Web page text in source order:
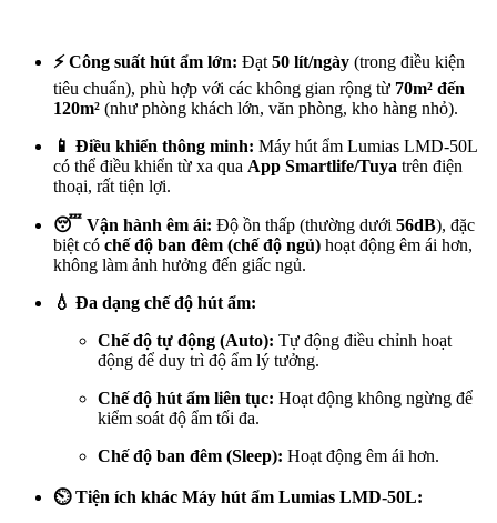
⚡️ Công suất hút ẩm lớn: Đạt 50 lít/ngày (trong điều kiện
tiêu chuẩn), phù hợp với các không gian rộng từ 70m² đến
120m² (như phòng khách lớn, văn phòng, kho hàng nhỏ).
📱 Điều khiển thông minh: Máy hút ẩm Lumias LMD-50L
có thể điều khiển từ xa qua App Smartlife/Tuya trên điện
thoại, rất tiện lợi.
😴 Vận hành êm ái: Độ ồn thấp (thường dưới 56dB), đặc
biệt có chế độ ban đêm (chế độ ngủ) hoạt động êm ái hơn,
không làm ảnh hưởng đến giấc ngủ.
💧 Đa dạng chế độ hút ẩm:
Chế độ tự động (Auto): Tự động điều chỉnh hoạt
động để duy trì độ ẩm lý tưởng.
Chế độ hút ẩm liên tục: Hoạt động không ngừng để
kiểm soát độ ẩm tối đa.
Chế độ ban đêm (Sleep): Hoạt động êm ái hơn.
⏲️ Tiện ích khác Máy hút ẩm Lumias LMD-50L: